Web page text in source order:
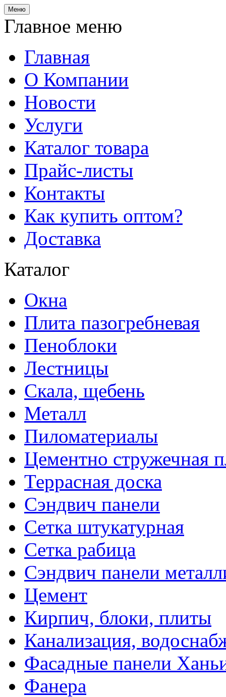
Меню
Главное меню
Главная
О Компании
Новости
Услуги
Каталог товара
Прайс-листы
Контакты
Как купить оптом?
Доставка
Каталог
Окна
Плита пазогребневая
Пеноблоки
Лестницы
Скала, щебень
Металл
Пиломатериалы
Цементно стружечная
Террасная доска
Сэндвич панели
Сетка штукатурная
Сетка рабица
Сэндвич панели
Цемент
Кирпич, блоки, плиты
Канализация,
Фасадные панели
Фанера